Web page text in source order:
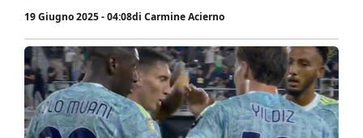
19 Giugno 2025 - 04:08di Carmine Acierno